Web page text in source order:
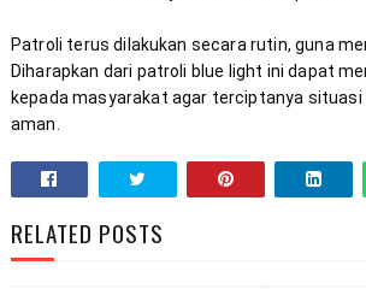
Patroli terus dilakukan secara rutin, guna
Diharapkan dari patroli blue light ini dapat
kepada masyarakat agar terciptanya
aman.
RELATED POSTS